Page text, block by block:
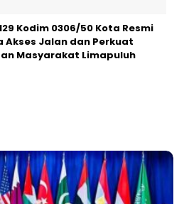
Kodim 0306/50 Kota Resmi
Akses Jalan dan Perkuat
Masyarakat Limapuluh